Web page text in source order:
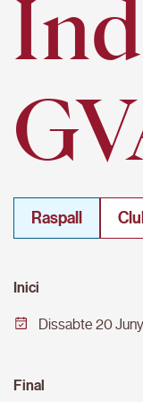
Raspall
Inici
Dissabte 20 Juny
Final